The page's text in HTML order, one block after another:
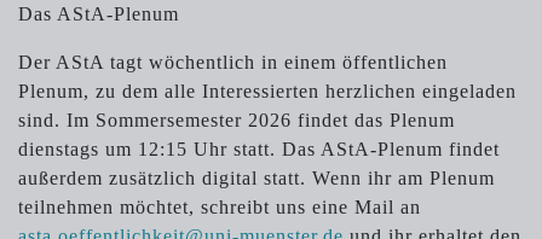
Das AStA-Plenum
Der AStA tagt wöchentlich in einem öffentlichen
Plenum, zu dem alle Interessierten herzlichen eingeladen
sind. Im Sommersemester 2026 findet das Plenum
dienstags um 12:15 Uhr statt. Das AStA-Plenum findet
außerdem zusätzlich digital statt. Wenn ihr am Plenum
teilnehmen möchtet, schreibt uns eine Mail an